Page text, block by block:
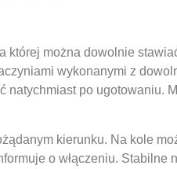
której można dowolnie
wykonanymi z
natychmiast po ugotowaniu.
kierunku. Na kole
o włączeniu. Stabilne